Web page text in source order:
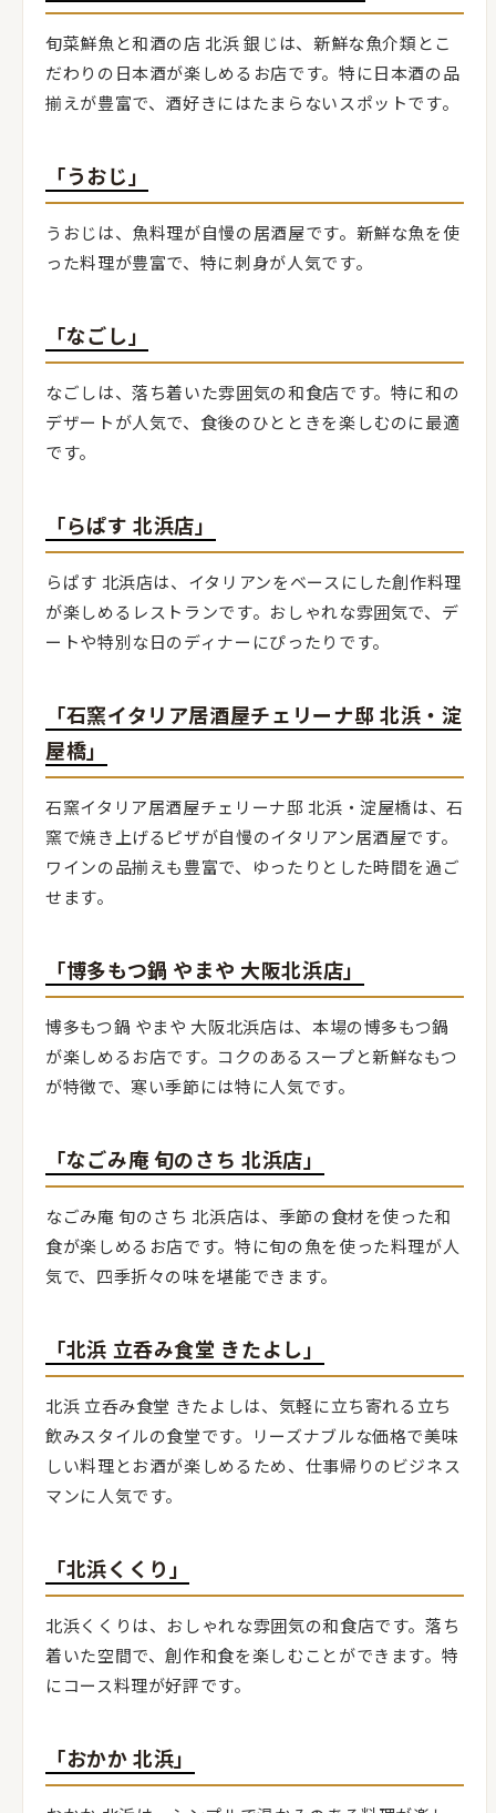
旬菜鮮魚と和酒の店 北浜 銀じは、新鮮な魚介類とこ
だわりの日本酒が楽しめるお店です。特に日本酒の品
揃えが豊富で、酒好きにはたまらないスポットです。
「うおじ」
うおじは、魚料理が自慢の居酒屋です。新鮮な魚を使
った料理が豊富で、特に刺身が人気です。
「なごし」
なごしは、落ち着いた雰囲気の和食店です。特に和の
デザートが人気で、食後のひとときを楽しむのに最適
です。
「らぱす 北浜店」
らぱす 北浜店は、イタリアンをベースにした創作料理
が楽しめるレストランです。おしゃれな雰囲気で、デ
ートや特別な日のディナーにぴったりです。
「石窯イタリア居酒屋チェリーナ邸 北浜・淀
屋橋」
石窯イタリア居酒屋チェリーナ邸 北浜・淀屋橋は、石
窯で焼き上げるピザが自慢のイタリアン居酒屋です。
ワインの品揃えも豊富で、ゆったりとした時間を過ご
せます。
「博多もつ鍋 やまや 大阪北浜店」
博多もつ鍋 やまや 大阪北浜店は、本場の博多もつ鍋
が楽しめるお店です。コクのあるスープと新鮮なもつ
が特徴で、寒い季節には特に人気です。
「なごみ庵 旬のさち 北浜店」
なごみ庵 旬のさち 北浜店は、季節の食材を使った和
食が楽しめるお店です。特に旬の魚を使った料理が人
気で、四季折々の味を堪能できます。
「北浜 立呑み食堂 きたよし」
北浜 立呑み食堂 きたよしは、気軽に立ち寄れる立ち
飲みスタイルの食堂です。リーズナブルな価格で美味
しい料理とお酒が楽しめるため、仕事帰りのビジネス
マンに人気です。
「北浜くくり」
北浜くくりは、おしゃれな雰囲気の和食店です。落ち
着いた空間で、創作和食を楽しむことができます。特
にコース料理が好評です。
「おかか 北浜」